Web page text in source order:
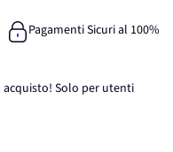
Pagamenti Sicuri al 100%
Solo per utenti